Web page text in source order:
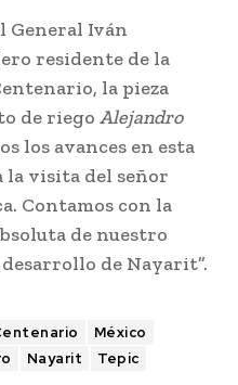
General Iván
residente de la
la pieza
de riego Alejandro
los avances en esta
visita del señor
Contamos con la
de nuestro
de Nayarit”.
México
Nayarit Tepic